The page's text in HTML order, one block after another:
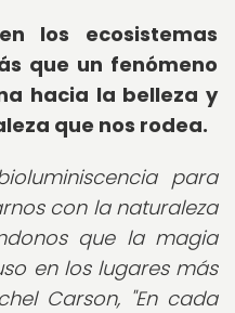
los ecosistemas
que un fenómeno
hacia la belleza y
que nos rodea.
para
con la naturaleza
que la magia
en los lugares más
Carson, "En cada